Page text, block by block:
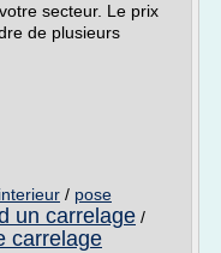
secteur. Le prix
de plusieurs
/ pose
un carrelage /
carrelage